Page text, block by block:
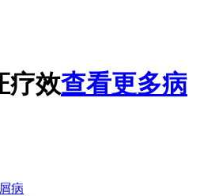
疗效查看更多病
病